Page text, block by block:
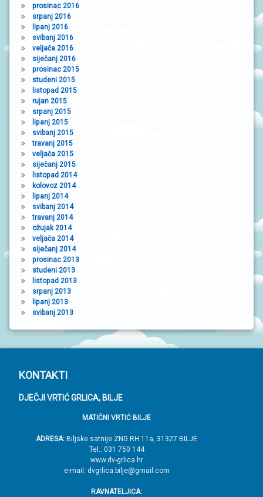
prosinac 2016
srpanj 2016
lipanj 2016
svibanj 2016
veljača 2016
siječanj 2016
prosinac 2015
studeni 2015
listopad 2015
rujan 2015
srpanj 2015
lipanj 2015
svibanj 2015
travanj 2015
veljača 2015
siječanj 2015
listopad 2014
kolovoz 2014
lipanj 2014
svibanj 2014
travanj 2014
ožujak 2014
veljača 2014
siječanj 2014
prosinac 2013
studeni 2013
listopad 2013
srpanj 2013
lipanj 2013
svibanj 2013
P
o
KONTAKTI
DJEČJI VRTIĆ GRLICA, BILJE
MATIČNI VRTIĆ BILJE
ADRESA: Biljske satnije ZNG RH 11a, 31327 BILJE
Tel.: 031 750 144
www.dv-grlica.hr
e-mail: dvgrlica.bilje@gmail.com
RAVNATELJICA: